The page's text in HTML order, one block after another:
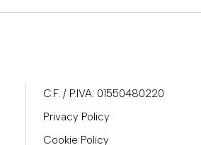
C.F. / P.IVA: 01550480220
Privacy Policy
Cookie Policy